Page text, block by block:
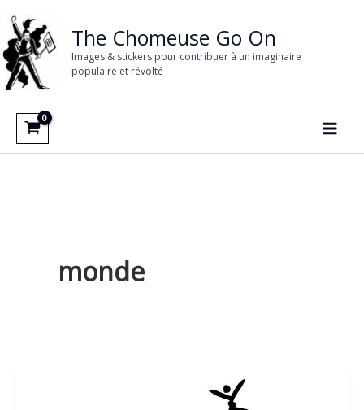
au
contenu
The Chomeuse Go On
Images & stickers pour contribuer à un imaginaire
populaire et révolté
monde